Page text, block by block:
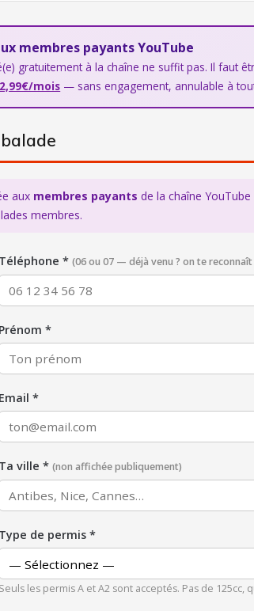
membres payants YouTube
gratuitement à la chaîne ne suffit pas. Il faut
mois — sans engagement, annulable à
aux membres payants de la chaîne
membres.
Téléphone * (06 ou 07 — déjà venu ? on te reconnaît
Prénom *
Email *
Ta ville * (non affichée publiquement)
Type de permis *
Seuls les permis A et A2 sont acceptés. Pas de 125cc,